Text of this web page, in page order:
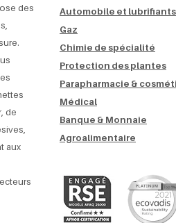
des
de
aux
Automobile et lubrifiants
Gaz
Chimie de spécialité
Protection des plantes
Parapharmacie &
Médical
Banque & Monnaie
Agroalimentaire